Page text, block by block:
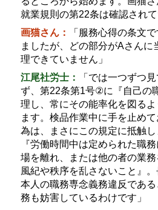
就業規則の第22条は確認されて
画猫さん：
「服務心得の条文
ましたが、どの部分がAさんに
理できていません」
江尾社労士：
「では一つずつ
ず、第22条第1号②に『自己の
理し、常にその能率化を図る
ます。検品作業中に手を止め
為は、まさにこの規定に抵触
『労働時間中は定められた職
場を離れ、または他の者の業
風紀や秩序を乱さないこと』
本人の職務専念義務違反であ
務も妨害しているわけです」